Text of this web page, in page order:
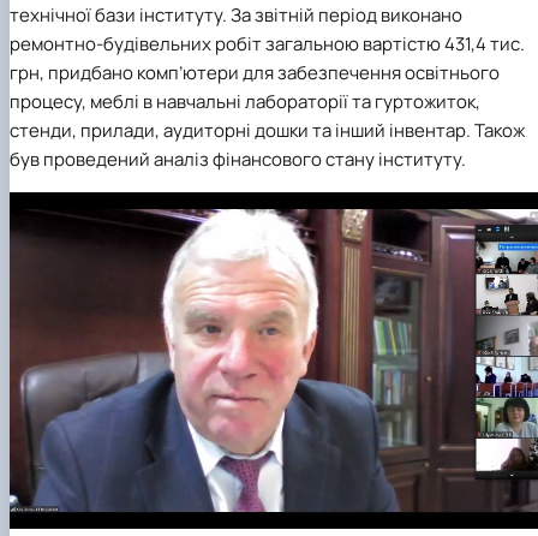
технічної бази інституту. За звітній період виконано
ремонтно-будівельних робіт загальною вартістю 431,4 тис.
грн, придбано комп’ютери для забезпечення освітнього
процесу, меблі в навчальні лабораторії та гуртожиток,
стенди, прилади, аудиторні дошки та інший інвентар. Також
був проведений аналіз фінансового стану інституту.